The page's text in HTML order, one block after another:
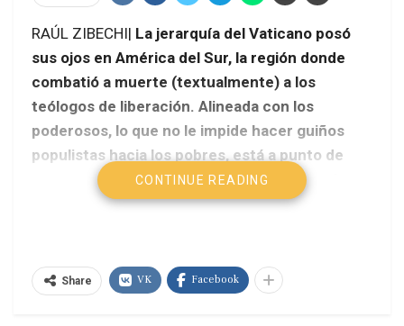
RAÚL ZIBECHI| La jerarquía del Vaticano posó
sus ojos en América del Sur, la región donde
combatió a muerte (textualmente) a los
teólogos de liberación. Alineada con los
poderosos, lo que no le impide hacer guiños
populistas hacia los pobres, está a punto de
tomar posición ante la integración regional y
los gobiernos progresistas.
CONTINUE READING
Share VK Facebook